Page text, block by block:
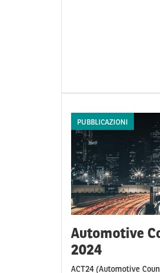
PUBBLICAZIONI
Automotive
2024
ACT24 (Automotive